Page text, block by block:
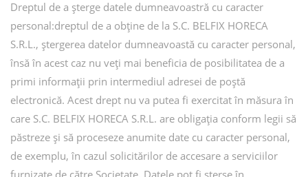
Dreptul de a șterge datele dumneavoastră cu caracter
personal:dreptul de a obține de la S.C. BELFIX HORECA
S.R.L., ștergerea datelor dumneavoastă cu caracter personal,
însă în acest caz nu veți mai beneficia de posibilitatea de a
primi informații prin intermediul adresei de poștă
electronică. Acest drept nu va putea fi exercitat în măsura în
care S.C. BELFIX HORECA S.R.L. are obligația conform legii să
păstreze și să proceseze anumite date cu caracter personal,
de exemplu, în cazul solicitărilor de accesare a serviciilor